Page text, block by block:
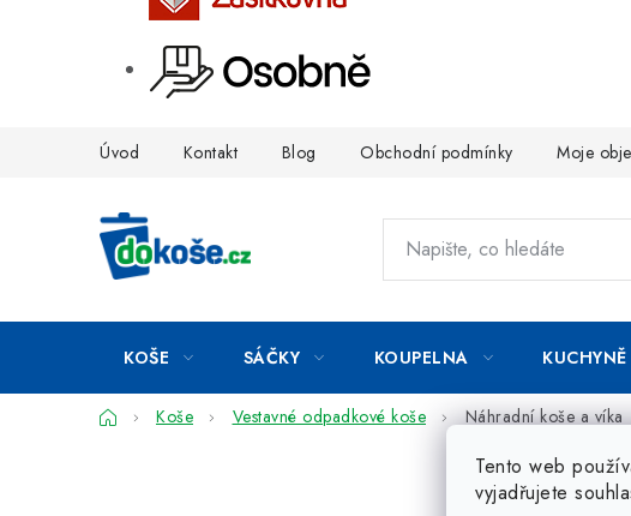
Tento web
vyjadřujete
Úvod Kontakt Blog Obchodní podmínky Moje
KOŠE SÁČKY KOUPELNA KUCHYNĚ
DomůKoše Vestavné odpadkové koše Náhradní koše a víka